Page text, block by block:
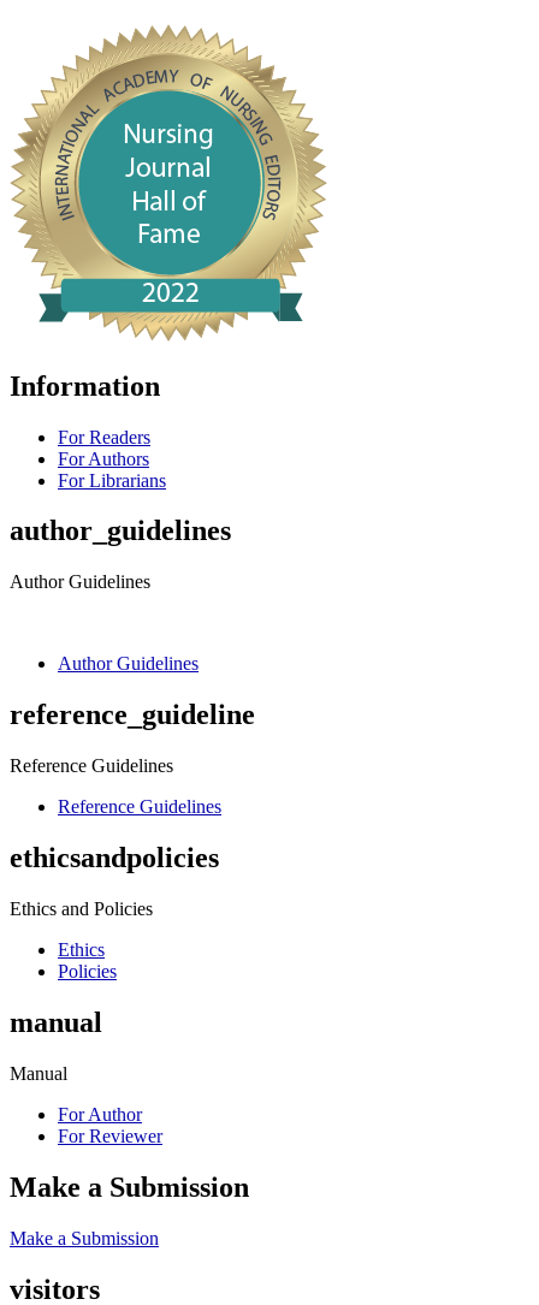
Information
For Readers
For Authors
For Librarians
author_guidelines
Author Guidelines
Author Guidelines
reference_guideline
Reference Guidelines
Reference Guidelines
ethicsandpolicies
Ethics and Policies
Ethics
Policies
manual
Manual
For Author
For Reviewer
Make a Submission
Make a Submission
visitors